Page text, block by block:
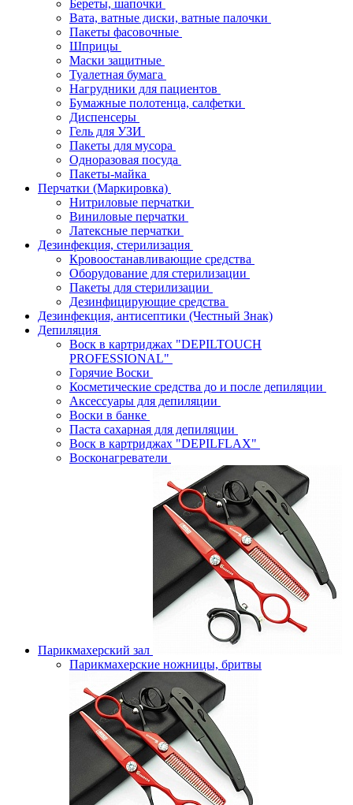
Береты, шапочки
Вата, ватные диски, ватные палочки
Пакеты фасовочные
Шприцы
Маски защитные
Туалетная бумага
Нагрудники для пациентов
Бумажные полотенца, салфетки
Диспенсеры
Гель для УЗИ
Пакеты для мусора
Одноразовая посуда
Пакеты-майка
Перчатки (Маркировка)
Нитриловые перчатки
Виниловые перчатки
Латексные перчатки
Дезинфекция, стерилизация
Кровоостанавливающие средства
Оборудование для стерилизации
Пакеты для стерилизации
Дезинфицирующие средства
Дезинфекция, антисептики (Честный Знак)
Депиляция
Воск в картриджах "DEPILTOUCH
PROFESSIONAL"
Горячие Воски
Косметические средства до и после депиляции
Аксессуары для депиляции
Воски в банке
Паста сахарная для депиляции
Воск в картриджах "DEPILFLAX"
Восконагреватели
Парикмахерский зал
Парикмахерские ножницы, бритвы